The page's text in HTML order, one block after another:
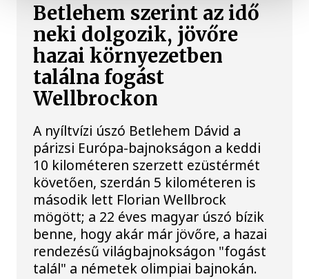
Betlehem szerint az idő
neki dolgozik, jövőre
hazai környezetben
találna fogást
Wellbrockon
A nyíltvízi úszó Betlehem Dávid a
párizsi Európa-bajnokságon a keddi
10 kilométeren szerzett ezüstérmét
követően, szerdán 5 kilométeren is
második lett Florian Wellbrock
mögött; a 22 éves magyar úszó bízik
benne, hogy akár már jövőre, a hazai
rendezésű világbajnokságon "fogást
talál" a németek olimpiai bajnokán.